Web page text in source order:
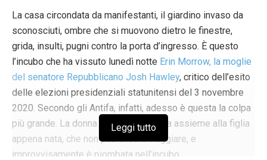
La casa circondata da manifestanti, il giardino invaso da
sconosciuti, ombre che si muovono dietro le finestre,
grida, insulti, pugni contro la porta d’ingresso. È questo
l’incubo che ha vissuto lunedì notte Erin Morrow, la moglie
del senatore Repubblicano Josh Hawley, critico dell’esito
delle elezioni presidenziali statunitensi del 3 novembre
2020. Secondo gli Antifa, infatti, adesso è questa la colpa
più grande. La donna si trovava in casa assieme alla figlia
appena nata, che non può ancora viaggiare, e
improvvisamente è piombata nell’incubo.
Leggi tutto